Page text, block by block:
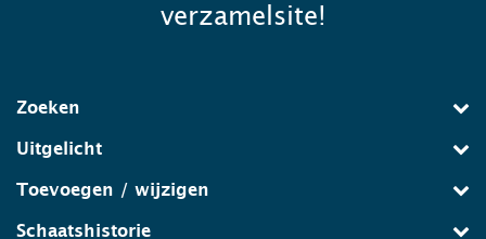
verzamelsite!
Zoeken
Uitgelicht
Toevoegen / wijzigen
Schaatshistorie